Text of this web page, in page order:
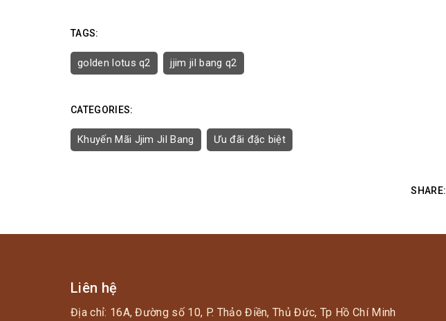
TAGS:
golden lotus q2 jjim jil bang q2
CATEGORIES:
Khuyến Mãi Jjim Jil Bang Ưu đãi đặc biệt
SHARE:
Liên hệ
Địa chỉ: 16A, Đường số 10, P. Thảo Điền, Thủ Đức, Tp Hồ Chí Minh